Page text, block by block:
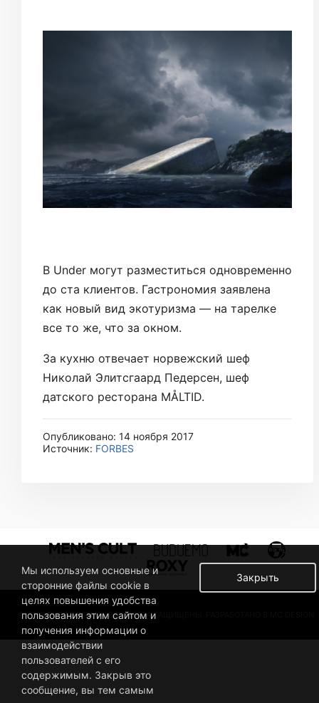
В Under могут разместиться одновременно
до ста клиентов. Гастрономия заявлена
как новый вид экотуризма — на тарелке
все то же, что за окном.
За кухню отвечает норвежский шеф
Николай Элитсгаард Педерсен, шеф
датского ресторана MÅLTID.
Опубликовано: 14 ноября 2017
Источник: FORBES
© 2019 BUSINESSMAN. ВСЕ ПРАВА ЗАЩИЩЕНЫ. РАЗРАБОТАНО В MC DESIGN.
Закрыть
Мы используем основные и
сторонние файлы cookie в
целях повышения удобства
пользования этим сайтом и
получения информации о
взаимодействии
пользователей с его
содержимым. Закрыв это
сообщение, вы тем самым